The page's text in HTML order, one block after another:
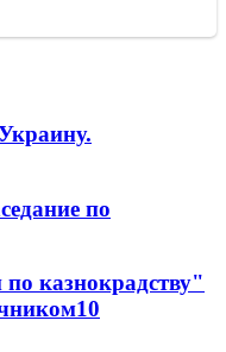
по
казнокрадству"
10